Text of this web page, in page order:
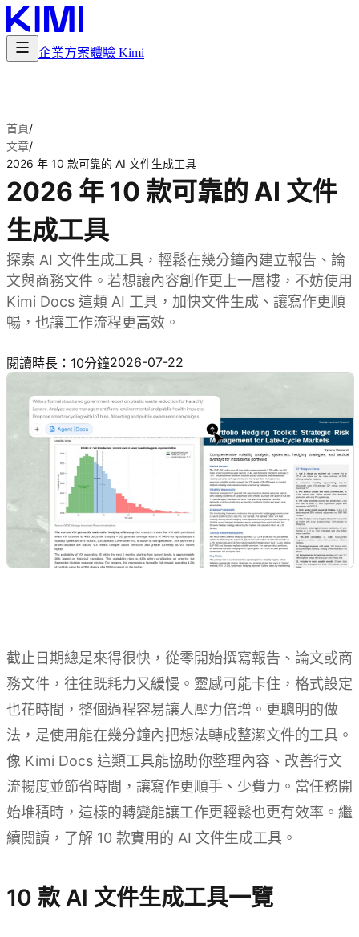
企業方案體驗 Kimi
首頁/
文章/
2026 年 10 款可靠的 AI 文件生成工具
2026 年 10 款可靠的 AI 文件
生成工具
探索 AI 文件生成工具，輕鬆在幾分鐘內建立報告、論
文與商務文件。若想讓內容創作更上一層樓，不妨使用
Kimi Docs 這類 AI 工具，加快文件生成、讓寫作更順
暢，也讓工作流程更高效。
閱讀時長：10分鐘2026-07-22
截止日期總是來得很快，從零開始撰寫報告、論文或商
務文件，往往既耗力又緩慢。靈感可能卡住，格式設定
也花時間，整個過程容易讓人壓力倍增。更聰明的做
法，是使用能在幾分鐘內把想法轉成整潔文件的工具。
像 Kimi Docs 這類工具能協助你整理內容、改善行文
流暢度並節省時間，讓寫作更順手、少費力。當任務開
始堆積時，這樣的轉變能讓工作更輕鬆也更有效率。繼
續閱讀，了解 10 款實用的 AI 文件生成工具。
10 款 AI 文件生成工具一覽